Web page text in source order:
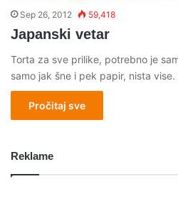
Sep 26, 2012 59,418
Japanski vetar
Torta za sve prilike, potrebno je
samo jak šne i pek papir, nista
Pročitaj sve
Reklame